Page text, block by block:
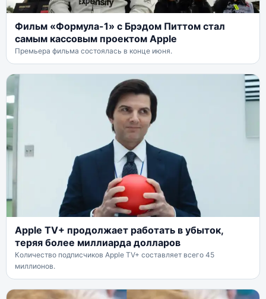
Фильм «Формула-1» с Брэдом Питтом стал
самым кассовым проектом Apple
Премьера фильма состоялась в конце июня.
Apple TV+ продолжает работать в убыток,
теряя более миллиарда долларов
Количество подписчиков Apple TV+ составляет всего 45
миллионов.